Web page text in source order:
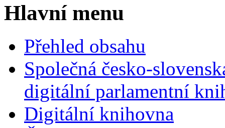
Hlavní menu
Přehled obsahu
Společná česko-
digitální parlamentní
Digitální knihovna